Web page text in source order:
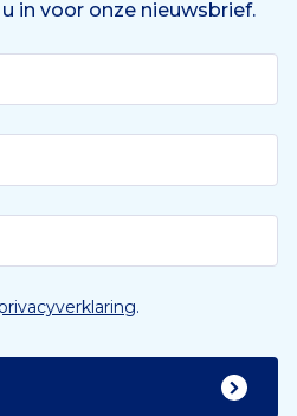
in voor onze nieuwsbrief.
.